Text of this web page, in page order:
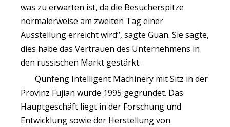
was zu erwarten ist, da die Besucherspitze
normalerweise am zweiten Tag einer
Ausstellung erreicht wird“, sagte Guan. Sie sagte,
dies habe das Vertrauen des Unternehmens in
den russischen Markt gestärkt.
Qunfeng Intelligent Machinery mit Sitz in der
Provinz Fujian wurde 1995 gegründet. Das
Hauptgeschäft liegt in der Forschung und
Entwicklung sowie der Herstellung von